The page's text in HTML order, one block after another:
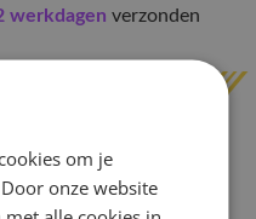
werkdagen verzonden
om je
onze website